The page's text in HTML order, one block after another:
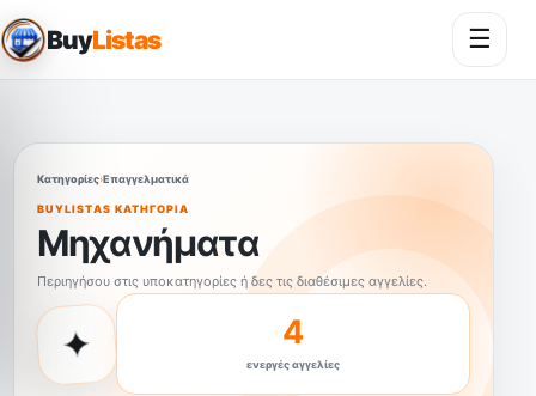
BuyListas ☰
Κατηγορίες›Επαγγελματικά
BUYLISTAS ΚΑΤΗΓΟΡΊΑ
Μηχανήματα
Περιηγήσου στις υποκατηγορίες ή δες τις διαθέσιμες αγγελίες.
✦ 4
ενεργές αγγελίες